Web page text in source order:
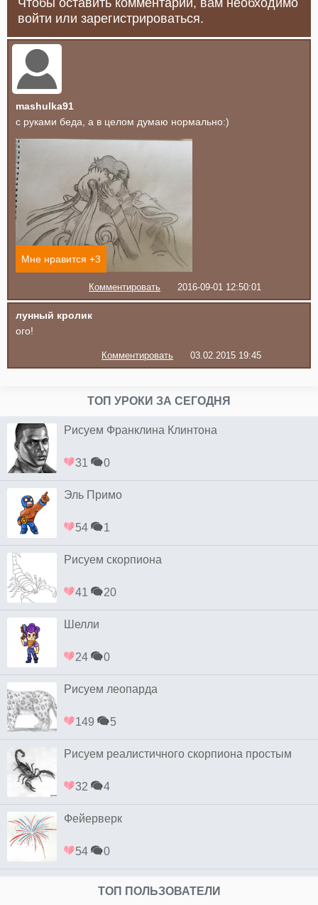
войти или зарегистрироваться.
mashulka91
с руками беда, а в целом думаю нормально:)
Мне нравится +3
Комментировать 2016-09-01 12:50:01
лунный кролик
ого!
Комментировать 03.02.2015 19:45
ТОП УРОКИ ЗА СЕГОДНЯ
Рисуем Франклина Клинтона
31 0
Эль Примо
54 1
Рисуем скорпиона
41 20
Шелли
24 0
Рисуем леопарда
149 5
Рисуем реалистичного скорпиона простым
32 4
Фейерверк
54 0
ТОП ПОЛЬЗОВАТЕЛИ